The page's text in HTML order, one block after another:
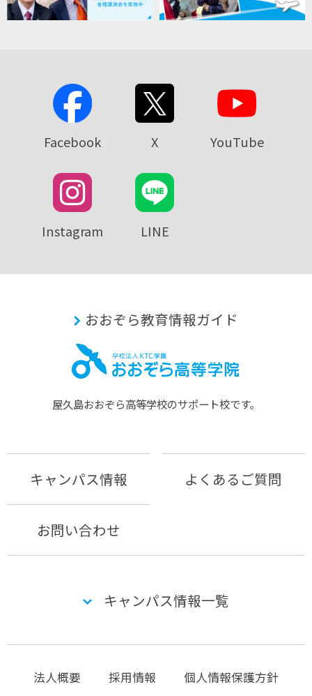
Facebook X YouTube
Instagram LINE
おおぞら教育情報ガイド
屋久島おおぞら⾼等学校のサポート校です。
キャンパス情報 よくあるご質問
お問い合わせ
キャンパス情報一覧
法人概要 採用情報
個人情報保護方針